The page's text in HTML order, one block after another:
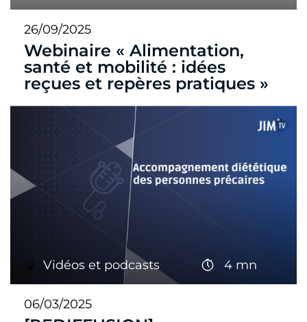
26/09/2025
Webinaire « Alimentation,
santé et mobilité : idées
reçues et repères pratiques »
Vidéos et podcasts 4 mn
06/03/2025